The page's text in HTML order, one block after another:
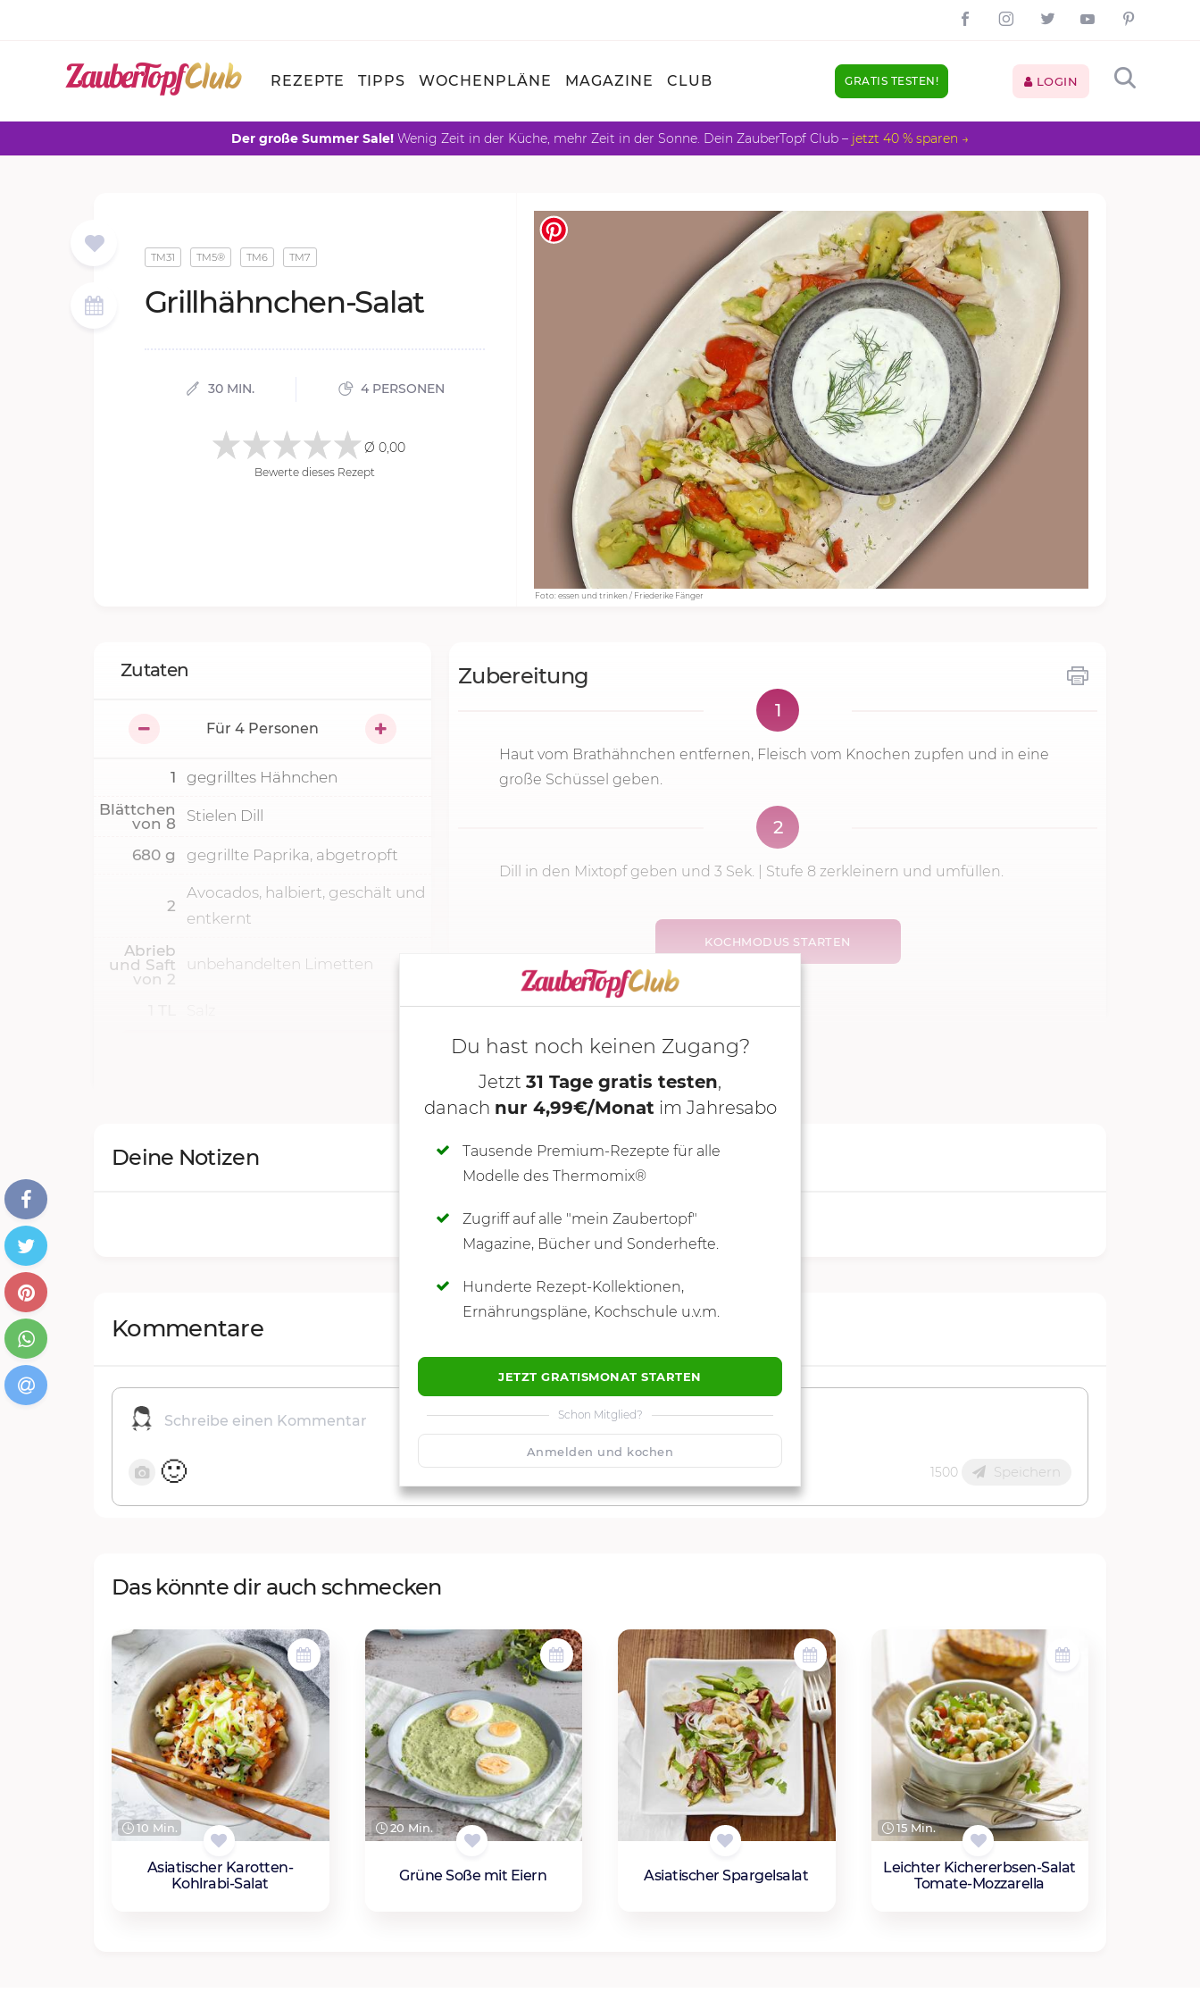
REZEPTE TIPPS WOCHENPLÄNE MAGAZINE CLUB GRATIS TESTEN! LOGIN
Der große Summer Sale! Wenig Zeit in der Küche, mehr Zeit in der Sonne. Dein ZauberTopf Club – jetzt 40 % sparen →
Foto: essen und trinken / Friederike Fänger
TM31 TM5® TM6 TM7
Grill­hähn­chen-Sa­lat
30 MIN. 4 PERSONEN
Ø 0,00
Bewerte dieses Rezept
Zubereitung
1
Haut vom Brathähnchen entfernen, Fleisch vom Knochen zupfen und in eine
große Schüssel geben.
2
Dill in den Mixtopf geben und 3 Sek. Stufe 8 zerkleinern und umfüllen.
KOCHMODUS STARTEN
Zutaten
Für 4 Personen
1
gegrilltes Hähnchen
Blättchen
von 8 Stielen Dill
680 g gegrillte Paprika, abgetropft
2
Avocados, halbiert, geschält und
entkernt
Abrieb
und Saft
von 2
unbehandelten Limetten
Deine Notizen
SCHREIBE NEUE NOTIZ
Du hast noch keinen Zugang?
Jetzt 31 Tage gratis testen,
danach nur 4,99€/Monat im Jahresabo
Tausende Premium-Rezepte für alle
Modelle des Thermomix®
Zugriff auf alle "mein Zaubertopf"
Magazine, Bücher und Sonderhefte.
Hunderte Rezept-Kollektionen,
Ernährungspläne, Kochschule u.v.m.
JETZT GRATISMONAT STARTEN
Schon Mitglied?
Anmelden und kochen
Kommentare
🙂 1500 Speichern
Das könnte dir auch schmecken
10 Min.
Asiatischer Karotten-
Kohlrabi-Salat
20 Min.
Grüne Soße mit Eiern Asiatischer Spargelsalat
15 Min.
Leichter Kichererbsen-Salat
Tomate-Mozzarella